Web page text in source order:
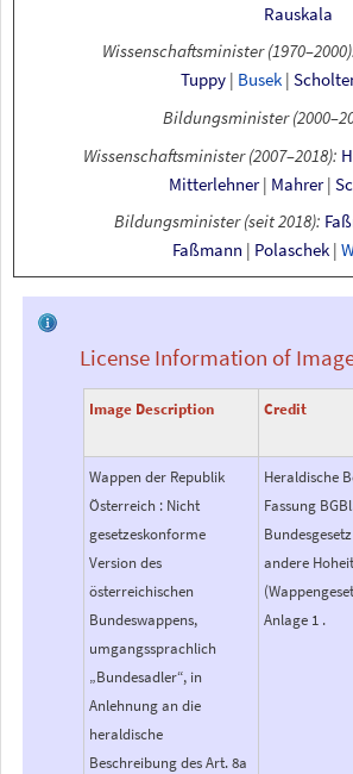
Rauskala
Wissenschaftsminister
Tuppy | Busek |
Bildungsminister
Wissenschaftsminister (2007–2018):
Mitterlehner | Mahrer |
Bildungsminister (seit 2018):
Faßmann | Polaschek |
License Information of
Image Description Credit
Wappen der Republik
Österreich : Nicht
gesetzeskonforme
Version des
österreichischen
Bundeswappens,
umgangssprachlich
„Bundesadler“, in
Anlehnung an die
heraldische
Beschreibung des Art. 8a
Heraldische
Fassung
andere
Anlage 1 .